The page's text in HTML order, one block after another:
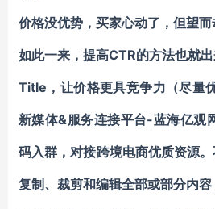
价格没优势，买家心动了，但望而
如此一来，提高CTR的方法也就
Title，让价格更具竞争力（尽量
新媒体&服务连接平台-蓝海亿观
码入群，对接跨境电商优质资源。
复制、裁剪和编辑全部或部分内容